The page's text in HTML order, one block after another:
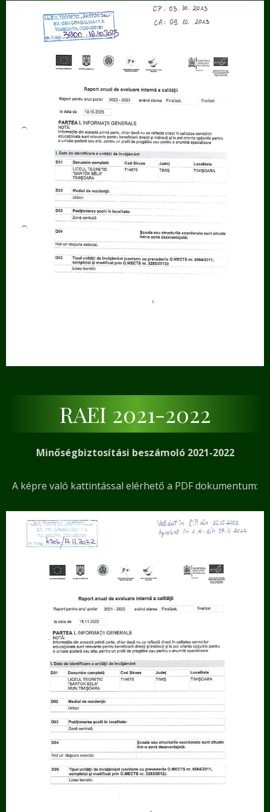
RAEI 2021-2022
Minőségbiztosítási beszámoló 2021-2022
A képre való kattintással elérhető a PDF dokumentum: